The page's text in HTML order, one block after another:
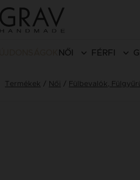
NŐI FÉRFI
Termékek Női Fülbevalók,